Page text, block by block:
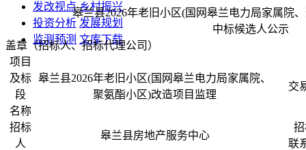
发改视点 乡村振兴
投资分析 发展规划
监测预测 文库下载
皋兰县2026年老旧小区(国网皋兰电力局家属院
中标候选人公示
盖章（招标人、招标代理公司）
项目
及标
段
名称
皋兰县2026年老旧小区(国网皋兰电力局家属院、
聚氨酯小区)改造项目监理
交
招标
人
皋兰县房地产服务中心
联